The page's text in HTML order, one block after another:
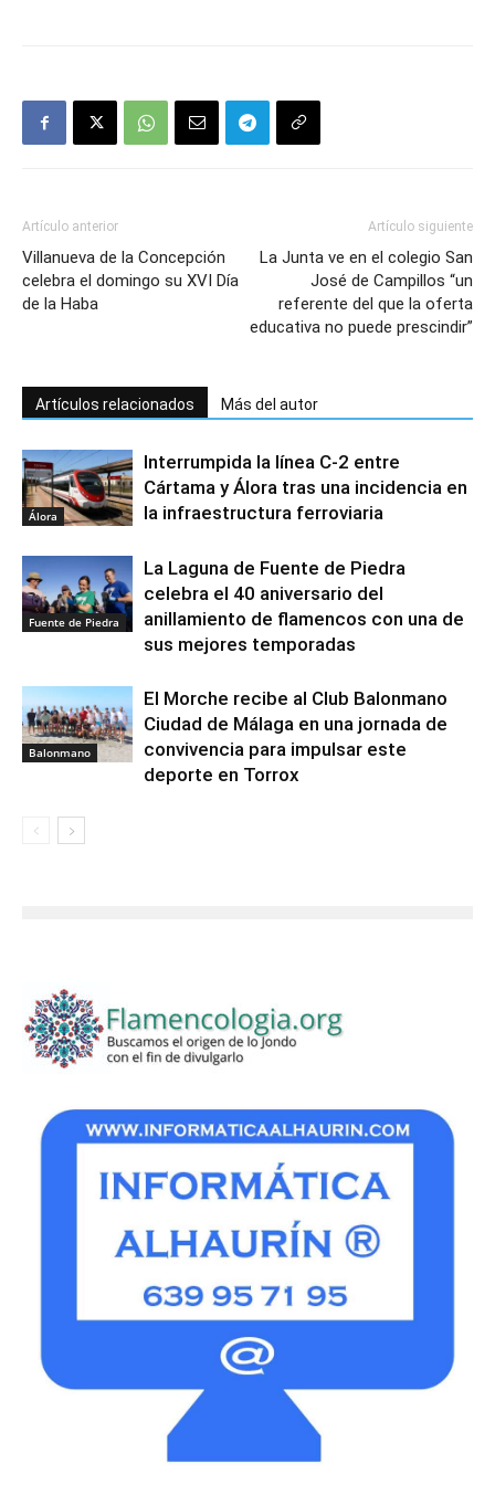
Artículo anterior
Villanueva de la Concepción
celebra el domingo su XVI Día
de la Haba
Artículo siguiente
La Junta ve en el colegio San
José de Campillos “un
referente del que la oferta
educativa no puede prescindir”
Artículos relacionados Más del autor
Álora
Interrumpida la línea C-2 entre
Cártama y Álora tras una incidencia en
la infraestructura ferroviaria
Fuente de Piedra
La Laguna de Fuente de Piedra
celebra el 40 aniversario del
anillamiento de flamencos con una de
sus mejores temporadas
Balonmano
El Morche recibe al Club Balonmano
Ciudad de Málaga en una jornada de
convivencia para impulsar este
deporte en Torrox